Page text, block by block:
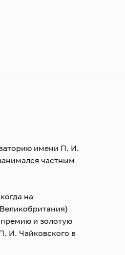
имени П. И.
частным
на
и золотую
И. Чайковского в